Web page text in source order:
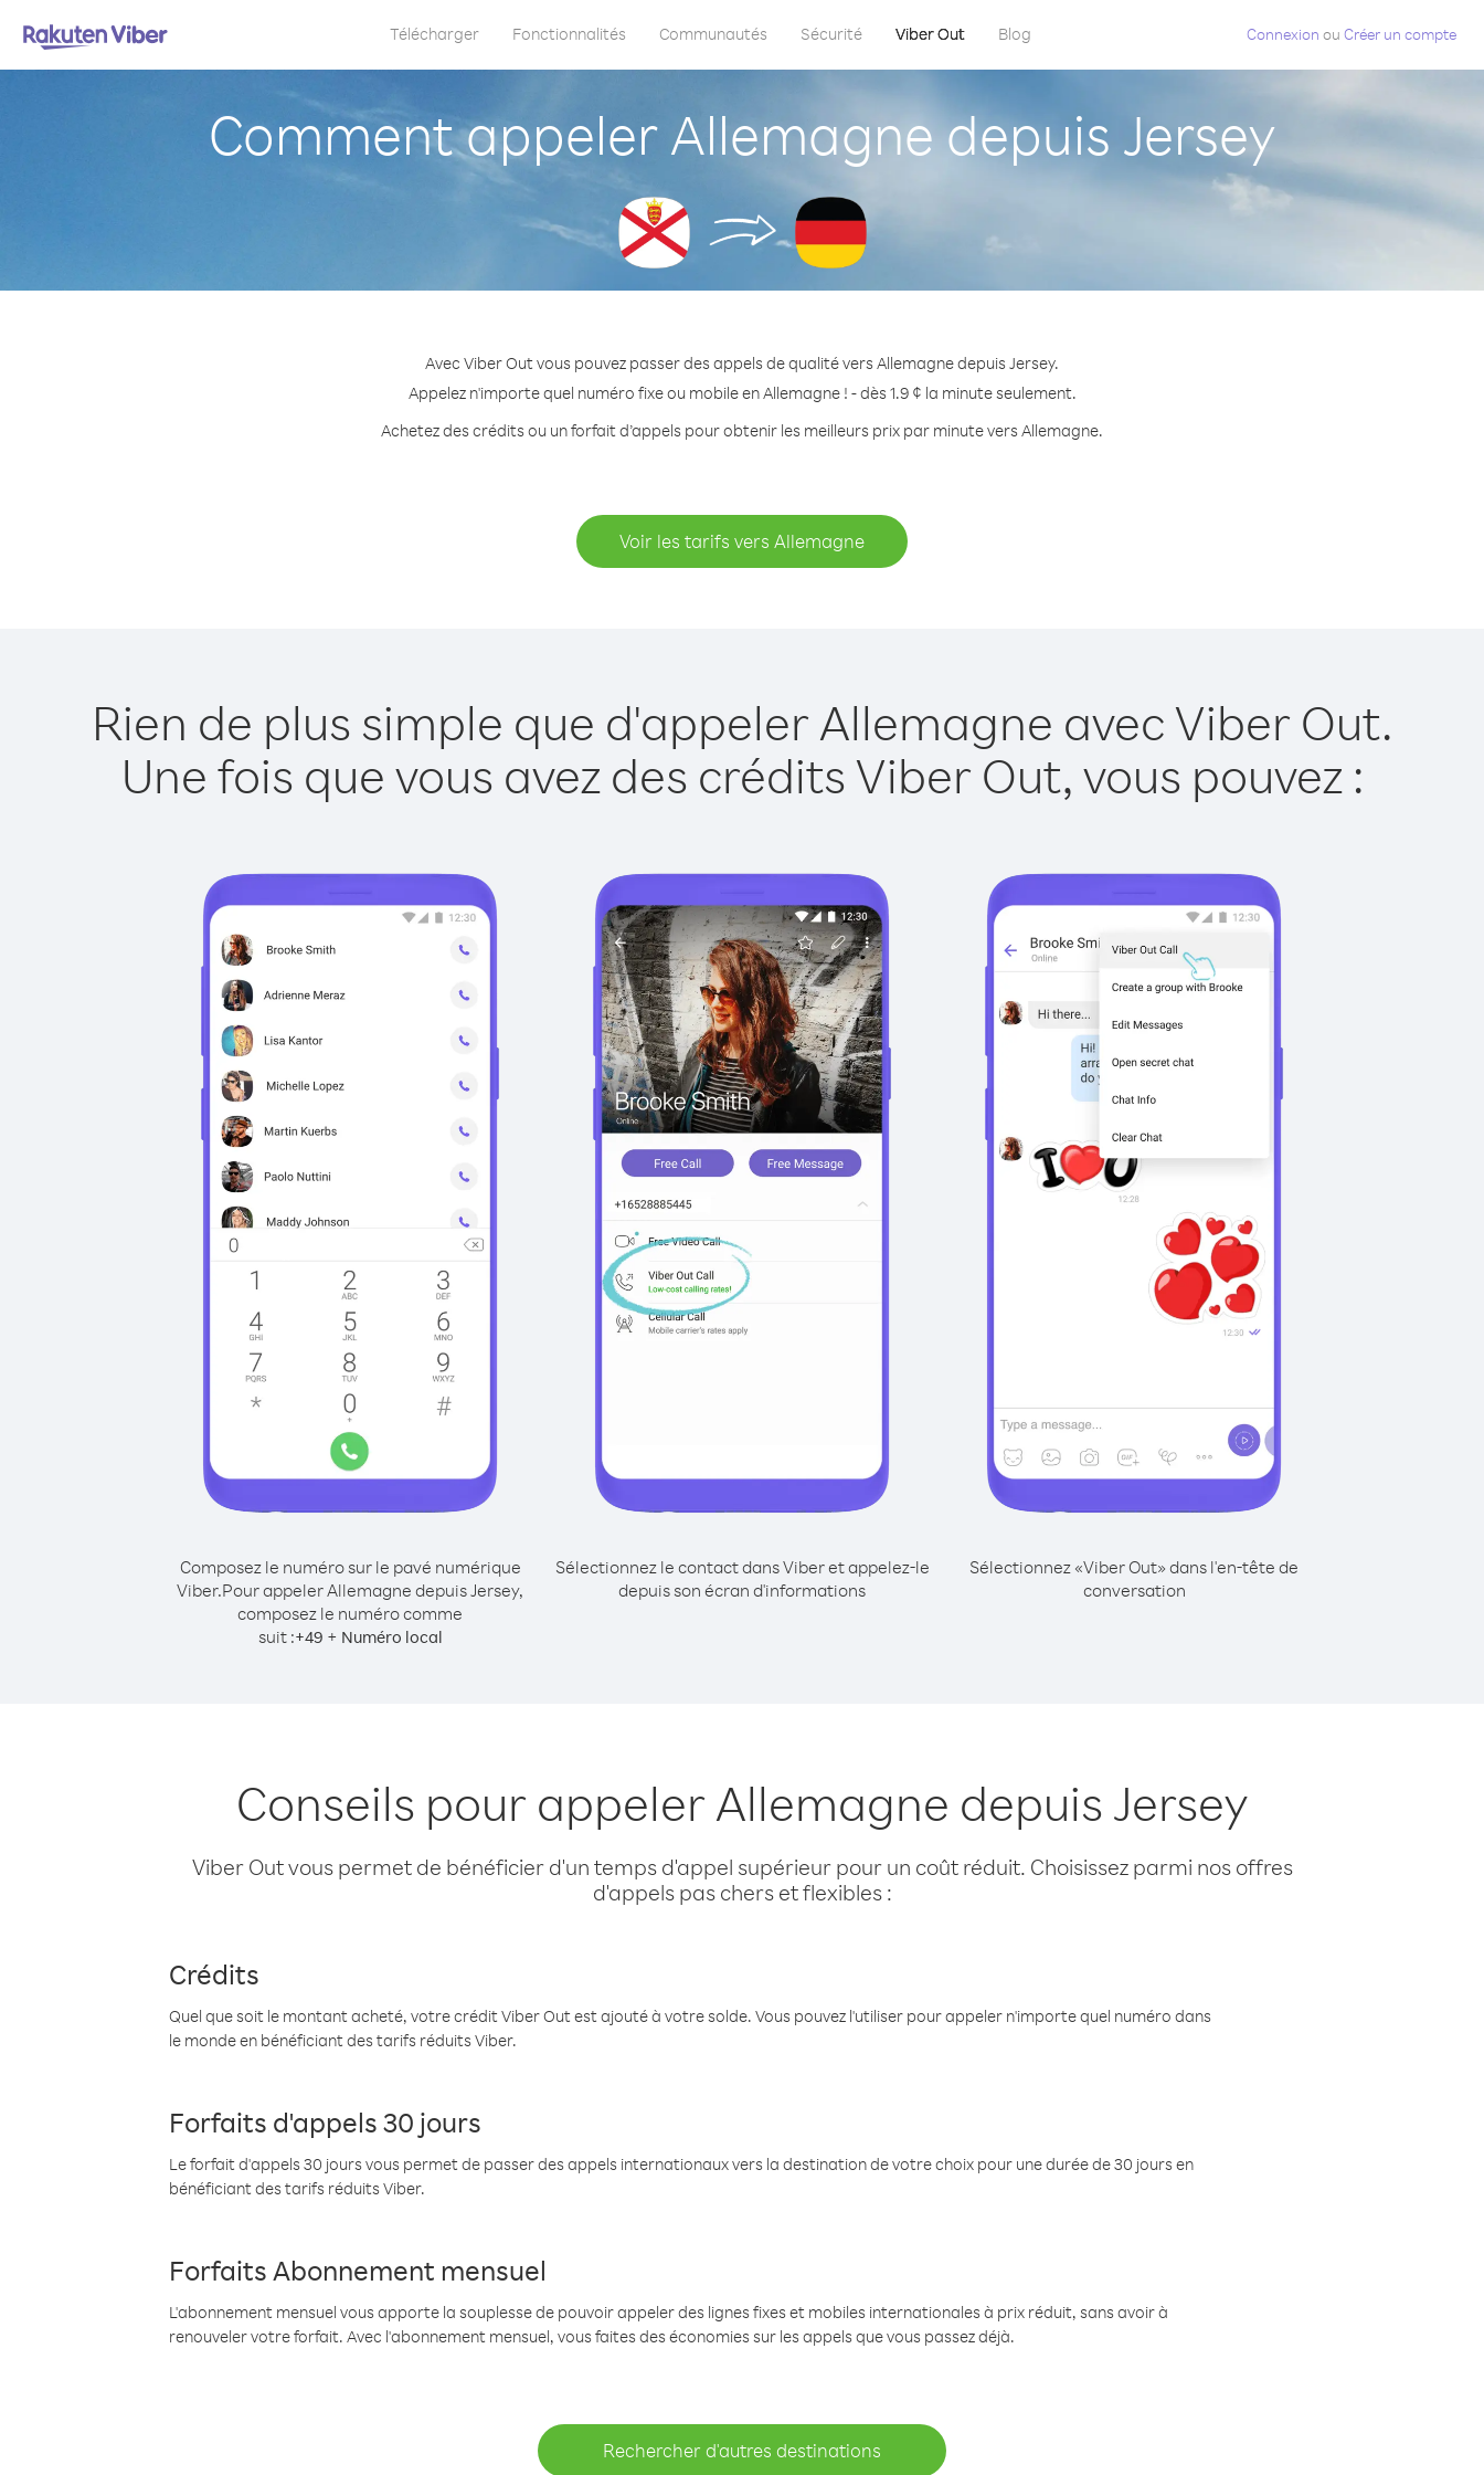
Télécharger Fonctionnalités Communautés Sécurité Viber Out Blog Connexion ou Créer un compte
Comment appeler Allemagne depuis Jersey
Avec Viber Out vous pouvez passer des appels de qualité vers Allemagne depuis Jersey.
Appelez n'importe quel numéro fixe ou mobile en Allemagne ! - dès 1.9 ¢ la minute seulement.
Achetez des crédits ou un forfait d’appels pour obtenir les meilleurs prix par minute vers Allemagne.
Voir les tarifs vers Allemagne
Rien de plus simple que d'appeler Allemagne avec Viber Out.
Une fois que vous avez des crédits Viber Out, vous pouvez :
Composez le numéro sur le pavé numérique
Viber.Pour appeler Allemagne depuis Jersey,
composez le numéro comme
suit :+49 + Numéro local
Sélectionnez le contact dans Viber et appelez-le
depuis son écran d'informations
Sélectionnez «Viber Out» dans l'en-tête de
conversation
Conseils pour appeler Allemagne depuis Jersey
Viber Out vous permet de bénéficier d'un temps d'appel supérieur pour un coût réduit. Choisissez parmi nos offres
d'appels pas chers et flexibles :
Crédits
Quel que soit le montant acheté, votre crédit Viber Out est ajouté à votre solde. Vous pouvez l'utiliser pour appeler n'importe quel numéro dans
le monde en bénéficiant des tarifs réduits Viber.
Forfaits d'appels 30 jours
Le forfait d'appels 30 jours vous permet de passer des appels internationaux vers la destination de votre choix pour une durée de 30 jours en
bénéficiant des tarifs réduits Viber.
Forfaits Abonnement mensuel
L'abonnement mensuel vous apporte la souplesse de pouvoir appeler des lignes fixes et mobiles internationales à prix réduit, sans avoir à
renouveler votre forfait. Avec l'abonnement mensuel, vous faites des économies sur les appels que vous passez déjà.
Rechercher d'autres destinations